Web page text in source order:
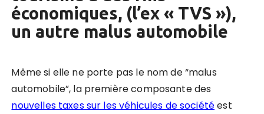
économiques, (l’ex « TVS »),
un autre malus automobile
Même si elle ne porte pas le nom de “malus
automobile”, la première composante des
nouvelles taxes sur les véhicules de sociétéest